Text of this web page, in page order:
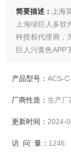
简要描述：
上海
上海绿巨人多
秤授权代理商
巨人污黄色APP下
产品型号：ACS-
厂商性质：生产厂
更新时间： 2024-
访 问 量： 1246